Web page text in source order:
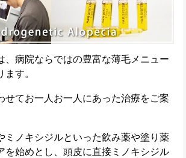
、病院ならではの豊富な薄毛メニュー
す。
せてお一人お一人にあった治療をご案
ミノキシジルといった飲み薬や塗り薬
を始めとし、頭皮に直接ミノキシジル